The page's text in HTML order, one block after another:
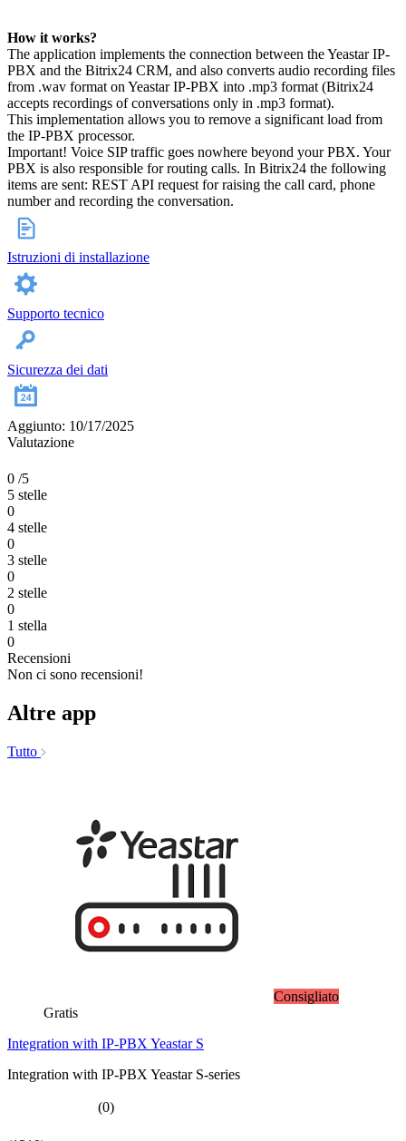
How it works?
The application implements the connection between the Yeastar IP-
PBX and the Bitrix24 CRM, and also converts audio recording files
from .wav format on Yeastar IP-PBX into .mp3 format (Bitrix24
accepts recordings of conversations only in .mp3 format).
This implementation allows you to remove a significant load from
the IP-PBX processor.
Important! Voice SIP traffic goes nowhere beyond your PBX. Your
PBX is also responsible for routing calls. In Bitrix24 the following
items are sent: REST API request for raising the call card, phone
number and recording the conversation.
Istruzioni di installazione
Supporto tecnico
Sicurezza dei dati
Aggiunto: 10/17/2025
Valutazione
0 /5
5 stelle
0
4 stelle
0
3 stelle
0
2 stelle
0
1 stella
0
Recensioni
Non ci sono recensioni!
Altre app
Tutto
Consigliato
Gratis
Integration with IP-PBX Yeastar S
Integration with IP-PBX Yeastar S-series
(0)